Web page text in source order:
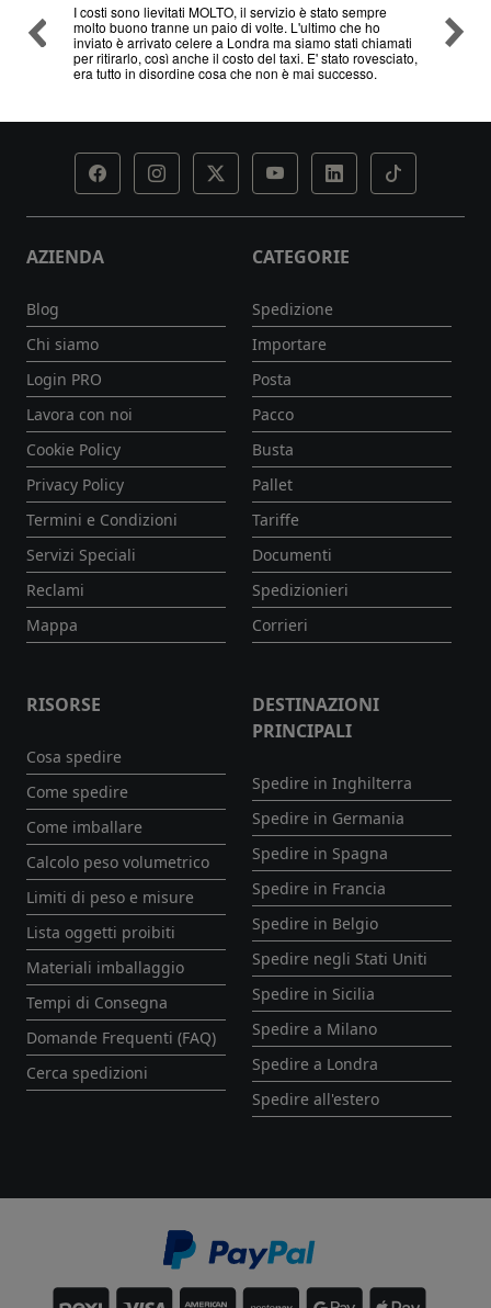
I costi sono lievitati MOLTO, il servizio è stato sempre
molto buono tranne un paio di volte. L'ultimo che ho
inviato è arrivato celere a Londra ma siamo stati chiamati
per ritirarlo, così anche il costo del taxi. E' stato rovesciato,
era tutto in disordine cosa che non è mai successo.
AZIENDA
Blog
Chi siamo
Login PRO
Lavora con noi
Cookie Policy
Privacy Policy
Termini e Condizioni
Servizi Speciali
Reclami
Mappa
CATEGORIE
Spedizione
Importare
Posta
Pacco
Busta
Pallet
Tariffe
Documenti
Spedizionieri
Corrieri
RISORSE
Cosa spedire
Come spedire
Come imballare
Calcolo peso volumetrico
Limiti di peso e misure
Lista oggetti proibiti
Materiali imballaggio
Tempi di Consegna
Domande Frequenti (FAQ)
Cerca spedizioni
DESTINAZIONI
PRINCIPALI
Spedire in Inghilterra
Spedire in Germania
Spedire in Spagna
Spedire in Francia
Spedire in Belgio
Spedire negli Stati Uniti
Spedire in Sicilia
Spedire a Milano
Spedire a Londra
Spedire all'estero